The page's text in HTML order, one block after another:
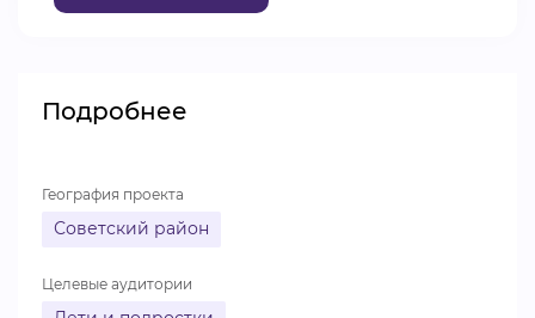
Подробнее
География проекта
Советский район
Целевые аудитории